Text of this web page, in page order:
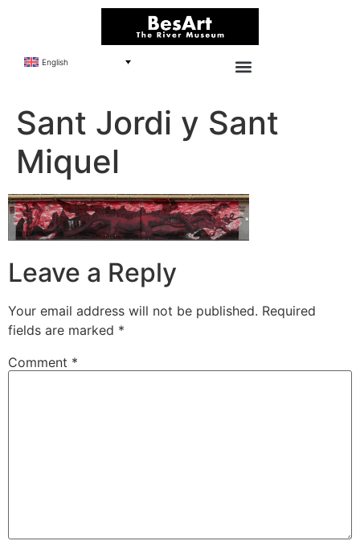
English
Sant Jordi y Sant
Miquel
Leave a Reply
Your email address will not be published. Required
fields are marked *
Comment *